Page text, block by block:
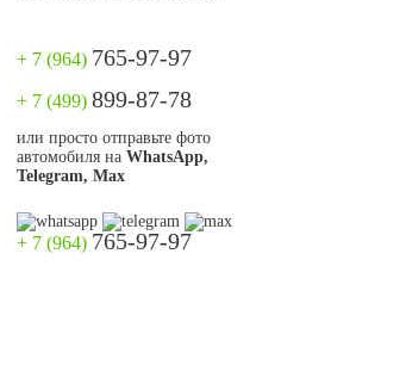
+ 7 (964) 765-97-97
+ 7 (499) 899-87-78
или просто отправьте фото
автомобиля на WhatsApp,
Telegram, Max
+ 7 (964) 765-97-97